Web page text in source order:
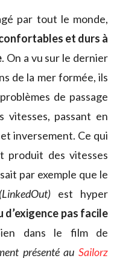
par tout le monde,
et durs à
. On a vu sur le dernier
de la mer formée, ils
de passage
vitesses, passant en
inversement. Ce qui
produit des vitesses
par exemple que le
(LinkedOut) est hyper
d’exigence pas facile
dans le film de
présenté auSailorz